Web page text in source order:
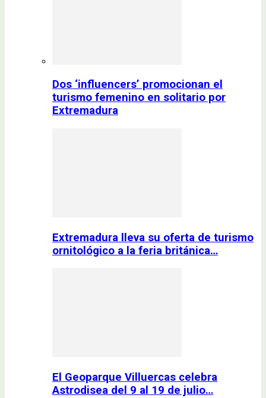
Dos ‘influencers’ promocionan el
turismo femenino en solitario por
Extremadura
Extremadura lleva su oferta de turismo
ornitológico a la feria británica…
El Geoparque Villuercas celebra
Astrodisea del 9 al 19 de julio…